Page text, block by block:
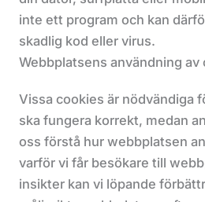
inte ett program och kan
skadlig kod eller virus.
Webbplatsens användning av
Vissa cookies är nödvändiga
ska fungera korrekt, medan
oss förstå hur webbplatsen
varför vi får besökare till
insikter kan vi löpande